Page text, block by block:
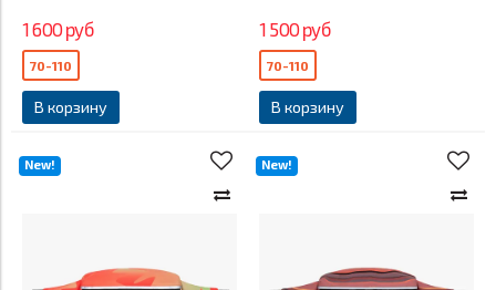
1 600 руб
В корзину
70-110
1 500 руб
В корзину
70-110
New! New!